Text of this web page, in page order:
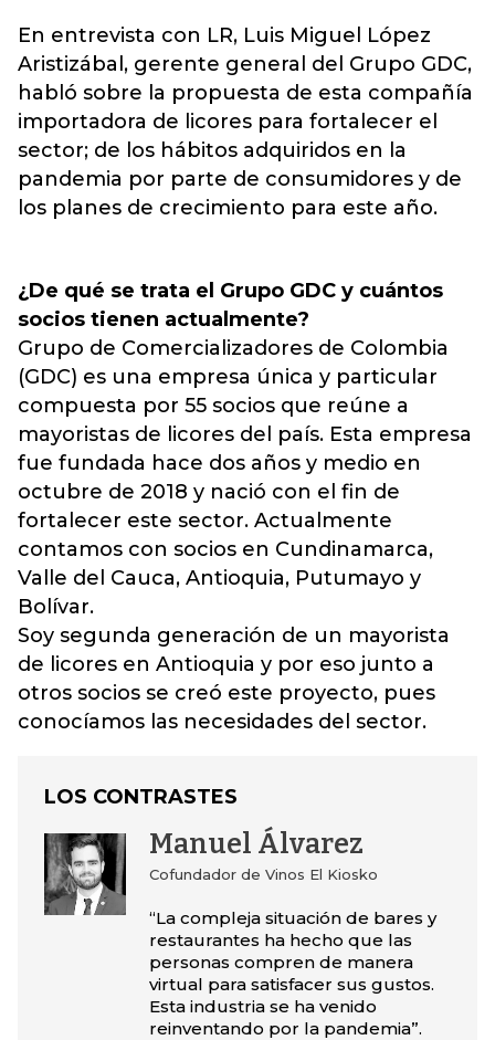
En entrevista con LR, Luis Miguel López
Aristizábal, gerente general del Grupo GDC,
habló sobre la propuesta de esta compañía
importadora de licores para fortalecer el
sector; de los hábitos adquiridos en la
pandemia por parte de consumidores y de
los planes de crecimiento para este año.
¿De qué se trata el Grupo GDC y cuántos
socios tienen actualmente?
Grupo de Comercializadores de Colombia
(GDC) es una empresa única y particular
compuesta por 55 socios que reúne a
mayoristas de licores del país. Esta empresa
fue fundada hace dos años y medio en
octubre de 2018 y nació con el fin de
fortalecer este sector. Actualmente
contamos con socios en Cundinamarca,
Valle del Cauca, Antioquia, Putumayo y
Bolívar.
Soy segunda generación de un mayorista
de licores en Antioquia y por eso junto a
otros socios se creó este proyecto, pues
conocíamos las necesidades del sector.
LOS CONTRASTES
Manuel Álvarez
Cofundador de Vinos El Kiosko
“La compleja situación de bares y
restaurantes ha hecho que las
personas compren de manera
virtual para satisfacer sus gustos.
Esta industria se ha venido
reinventando por la pandemia”.